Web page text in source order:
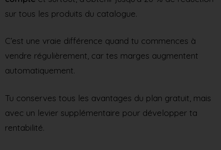
sur tous les produits du catalogue.
C’est une vraie différence quand tu commences à
vendre régulièrement, car tes marges augmentent
automatiquement.
Tu conserves tous les avantages du plan gratuit, mais
avec un levier supplémentaire pour développer ta
rentabilité.